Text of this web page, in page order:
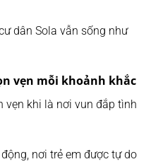
dân Sola vẫn sống như
vẹn mỗi khoảnh khắc
vẹn khi là nơi vun đắp tình
nơi trẻ em được tự do